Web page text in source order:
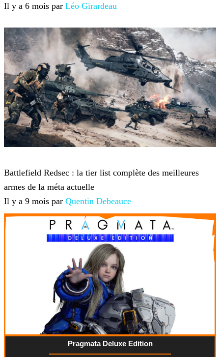
Il y a 6 mois par Léo Girardeau
Battlefield Redsec : la tier list complète des meilleures
armes de la méta actuelle
Il y a 9 mois par Quentin Debeauce
Pragmata Deluxe Edition